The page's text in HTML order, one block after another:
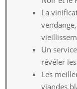
La
Un
révéler
Les
viandes